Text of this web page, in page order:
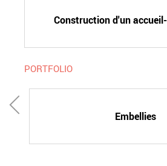
Construction d'un
PORTFOLIO
Embellies